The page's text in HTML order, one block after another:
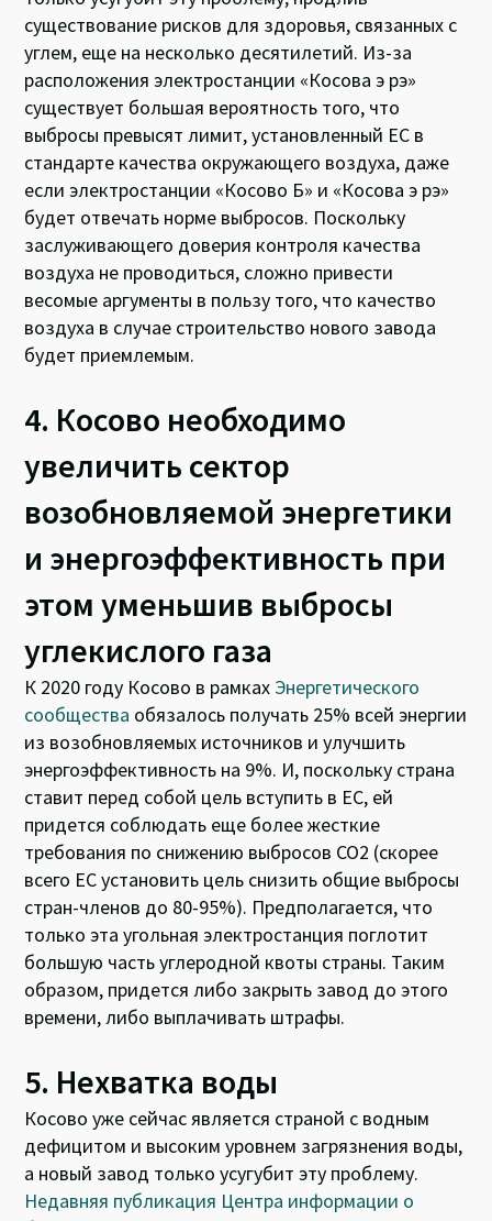
существование рисков для здоровья, связанных с
углем, еще на несколько десятилетий. Из-за
расположения электростанции «Косова э рэ»
существует большая вероятность того, что
выбросы превысят лимит, установленный ЕС в
стандарте качества окружающего воздуха, даже
если электростанции «Косово Б» и «Косова э рэ»
будет отвечать норме выбросов. Поскольку
заслуживающего доверия контроля качества
воздуха не проводиться, сложно привести
весомые аргументы в пользу того, что качество
воздуха в случае строительство нового завода
будет приемлемым.
4. Косово необходимо
увеличить сектор
возобновляемой энергетики
и энергоэффективность при
этом уменьшив выбросы
углекислого газа
К 2020 году Косово в рамках Энергетического
сообщества обязалось получать 25% всей энергии
из возобновляемых источников и улучшить
энергоэффективность на 9%. И, поскольку страна
ставит перед собой цель вступить в ЕС, ей
придется соблюдать еще более жесткие
требования по снижению выбросов CO2 (скорее
всего ЕС установить цель снизить общие выбросы
стран-членов до 80-95%). Предполагается, что
только эта угольная электростанция поглотит
большую часть углеродной квоты страны. Таким
образом, придется либо закрыть завод до этого
времени, либо выплачивать штрафы.
5. Нехватка воды
Косово уже сейчас является страной с водным
дефицитом и высоким уровнем загрязнения воды,
а новый завод только усугубит эту проблему.
Недавняя публикация Центра информации о